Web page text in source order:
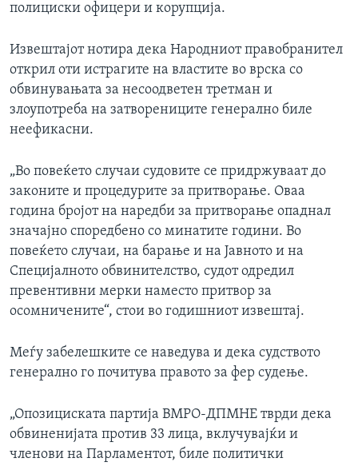
полициски офицери и корупција.
Извештајот нотира дека Народниот правобранител
открил оти истрагите на властите во врска со
обвинувањата за несоодветен третман и
злоупотреба на затворениците генерално биле
неефикасни.
„Во повеќето случаи судовите се придржуваат до
законите и процедурите за притворање. Оваа
година бројот на наредби за притворање опаднал
значајно споредбено со минатите години. Во
повеќето случаи, на барање и на Јавното и на
Специјалното обвинителство, судот одредил
превентивни мерки наместо притвор за
осомничените“, стои во годишниот извештај.
Меѓу забелешките се наведува и дека судството
генерално го почитува правото за фер судење.
„Опозициската партија ВМРО-ДПМНЕ тврди дека
обвиненијата против 33 лица, вклучувајќи и
членови на Парламентот, биле политички